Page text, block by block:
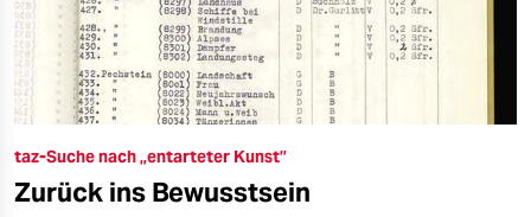
taz-Suche nach „entarteter Kunst”
Zurück ins Bewusstsein